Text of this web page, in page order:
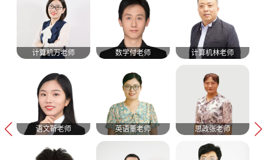
计算机万老师 数学付老师 计算机林老师
语文靳老师 英语董老师 思政张老师